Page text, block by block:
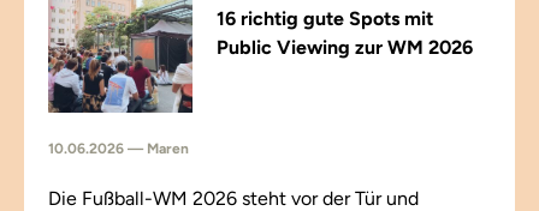
16 richtig gute Spots mit
Public Viewing zur WM 2026
10.06.2026 — Maren
Die Fußball-WM 2026 steht vor der Tür und